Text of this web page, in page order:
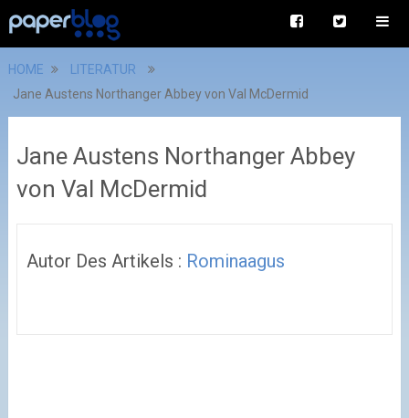
HOME
LITERATUR
Jane Austens Northanger Abbey von Val McDermid
Jane Austens Northanger Abbey
von Val McDermid
Autor Des Artikels : Rominaagus